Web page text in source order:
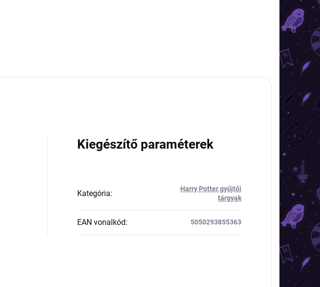
Kiegészítő paraméterek
Kategória:
Harry Potter gyűjtői
tárgyak
EAN vonalkód: 5050293855363